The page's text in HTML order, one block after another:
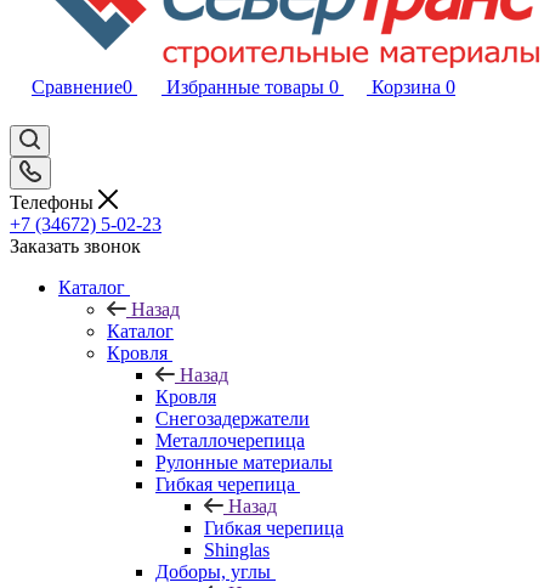
Сравнение0 Избранные товары 0 Корзина 0
Телефоны
+7 (34672) 5-02-23
Заказать звонок
Каталог
Назад
Каталог
Кровля
Назад
Кровля
Снегозадержатели
Металлочерепица
Рулонные материалы
Гибкая черепица
Назад
Гибкая черепица
Shinglas
Доборы, углы